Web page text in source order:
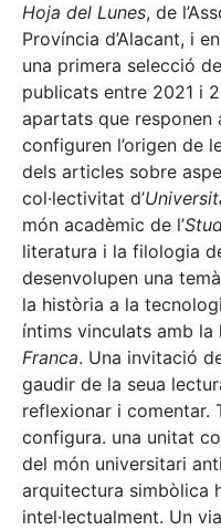
Hoja del Lunes, de
Província d’Alacant, i en
una primera selecció
publicats entre 2021 i
apartats que responen
configuren l’origen de
dels articles sobre
col·lectivitat d’
món acadèmic de l’
literatura i la filologia
desenvolupen una
la història a la
íntims vinculats amb
Franca. Una invitació
gaudir de la seua
reflexionar i comentar.
configura. una unitat
del món universitari
arquitectura simbòlica
intel·lectualment. Un